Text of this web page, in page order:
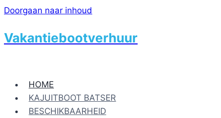
Doorgaan naar inhoud
Vakantiebootverhuur
HOME
KAJUITBOOT BATSER
BESCHIKBAARHEID